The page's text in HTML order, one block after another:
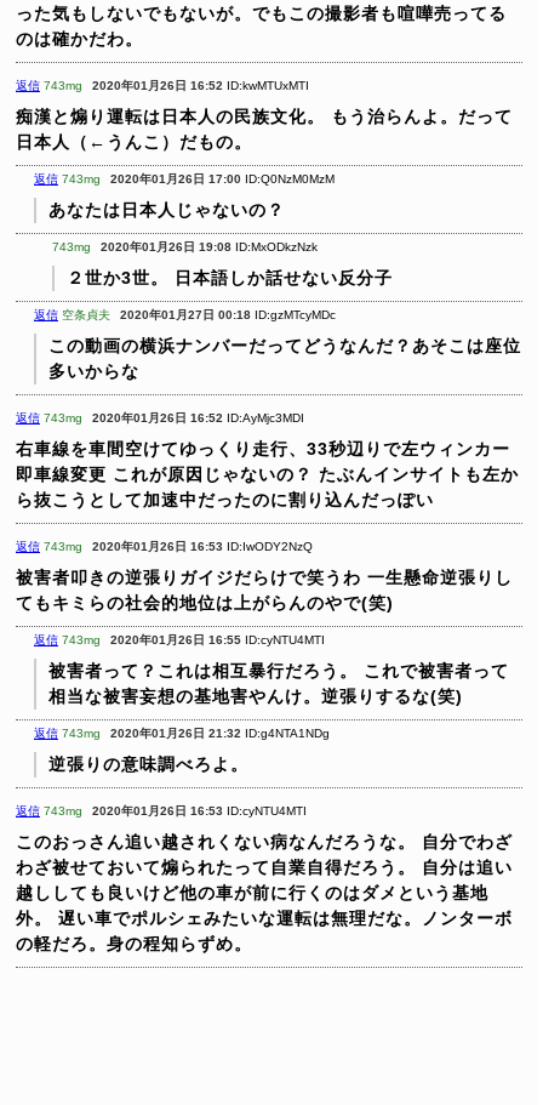
った気もしないでもないが。でもこの撮影者も喧嘩売ってる
のは確かだわ。
返信 743mg 2020年01月26日 16:52 ID:kwMTUxMTI
痴漢と煽り運転は日本人の民族文化。
もう治らんよ。だって
日本人（←うんこ）だもの。
返信 743mg 2020年01月26日 17:00 ID:Q0NzM0MzM
あなたは日本人じゃないの？
743mg 2020年01月26日 19:08 ID:MxODkzNzk
２世か3世。 日本語しか話せない反分子
返信 空条貞夫 2020年01月27日 00:18 ID:gzMTcyMDc
この動画の横浜ナンバーだってどうなんだ？あそこは座位
多いからな
返信 743mg 2020年01月26日 16:52 ID:AyMjc3MDI
右車線を車間空けてゆっくり走行、33秒辺りで左ウィンカー
即車線変更 これが原因じゃないの？ たぶんインサイトも左か
ら抜こうとして加速中だったのに割り込んだっぽい
返信 743mg 2020年01月26日 16:53 ID:IwODY2NzQ
被害者叩きの逆張りガイジだらけで笑うわ 一生懸命逆張りし
てもキミらの社会的地位は上がらんのやで(笑)
返信 743mg 2020年01月26日 16:55 ID:cyNTU4MTI
被害者って？これは相互暴行だろう。
これで被害者って
相当な被害妄想の基地害やんけ。逆張りするな(笑)
返信 743mg 2020年01月26日 21:32 ID:g4NTA1NDg
逆張りの意味調べろよ。
返信 743mg 2020年01月26日 16:53 ID:cyNTU4MTI
このおっさん追い越されくない病なんだろうな。
自分でわざ
わざ被せておいて煽られたって自業自得だろう。
自分は追い
越ししても良いけど他の車が前に行くのはダメという基地
外。
遅い車でポルシェみたいな運転は無理だな。ノンターボ
の軽だろ。身の程知らずめ。